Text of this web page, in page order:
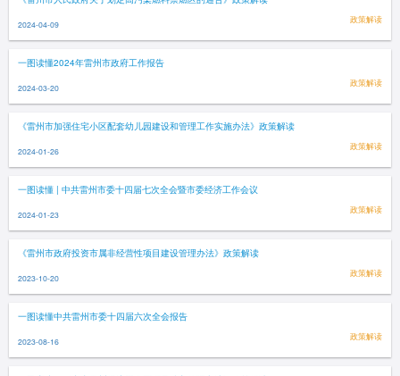
2024-04-09 政策解读
一图读懂2024年雷州市政府工作报告
2024-03-20 政策解读
《雷州市加强住宅小区配套幼儿园建设和管理工作实施办法》政策解读
2024-01-26 政策解读
一图读懂 | 中共雷州市委十四届七次全会暨市委经济工作会议
2024-01-23 政策解读
《雷州市政府投资市属非经营性项目建设管理办法》政策解读
2023-10-20 政策解读
一图读懂中共雷州市委十四届六次全会报告
2023-08-16 政策解读